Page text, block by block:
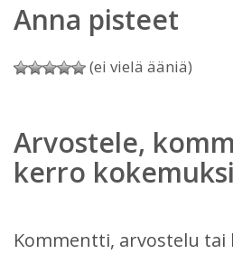
Anna pisteet
(ei vielä ääniä)
Arvostele,
kerro
Kommentti, arvostelu tai